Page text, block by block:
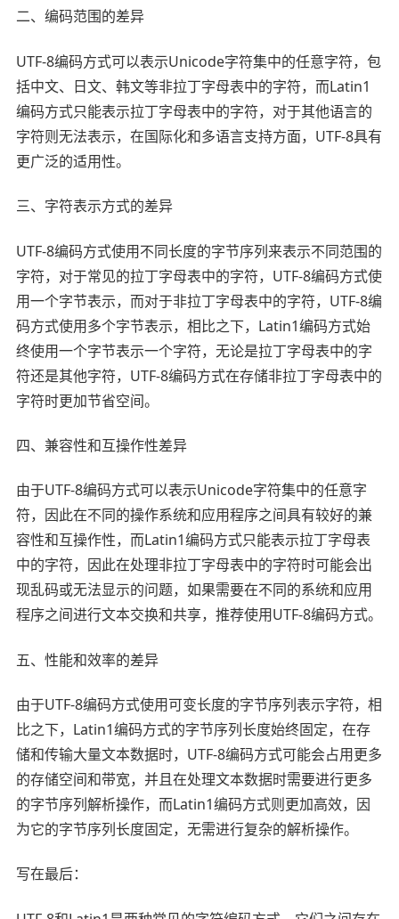
二、编码范围的差异
UTF-8编码方式可以表示Unicode字符集中的任意字符，包
括中文、日文、韩文等非拉丁字母表中的字符，而Latin1
编码方式只能表示拉丁字母表中的字符，对于其他语言的
字符则无法表示，在国际化和多语言支持方面，UTF-8具有
更广泛的适用性。
三、字符表示方式的差异
UTF-8编码方式使用不同长度的字节序列来表示不同范围的
字符，对于常见的拉丁字母表中的字符，UTF-8编码方式使
用一个字节表示，而对于非拉丁字母表中的字符，UTF-8编
码方式使用多个字节表示，相比之下，Latin1编码方式始
终使用一个字节表示一个字符，无论是拉丁字母表中的字
符还是其他字符，UTF-8编码方式在存储非拉丁字母表中的
字符时更加节省空间。
四、兼容性和互操作性差异
由于UTF-8编码方式可以表示Unicode字符集中的任意字
符，因此在不同的操作系统和应用程序之间具有较好的兼
容性和互操作性，而Latin1编码方式只能表示拉丁字母表
中的字符，因此在处理非拉丁字母表中的字符时可能会出
现乱码或无法显示的问题，如果需要在不同的系统和应用
程序之间进行文本交换和共享，推荐使用UTF-8编码方式。
五、性能和效率的差异
由于UTF-8编码方式使用可变长度的字节序列表示字符，相
比之下，Latin1编码方式的字节序列长度始终固定，在存
储和传输大量文本数据时，UTF-8编码方式可能会占用更多
的存储空间和带宽，并且在处理文本数据时需要进行更多
的字节序列解析操作，而Latin1编码方式则更加高效，因
为它的字节序列长度固定，无需进行复杂的解析操作。
写在最后：